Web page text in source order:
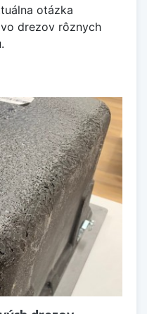
otázka
drezov rôznych